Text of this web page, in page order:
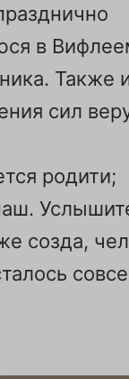
в
Также
сил
родити;
созда,